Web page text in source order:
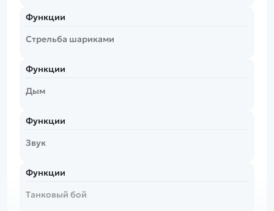
Функции
Стрельба шариками
Функции
Дым
Функции
Звук
Функции
Танковый бой